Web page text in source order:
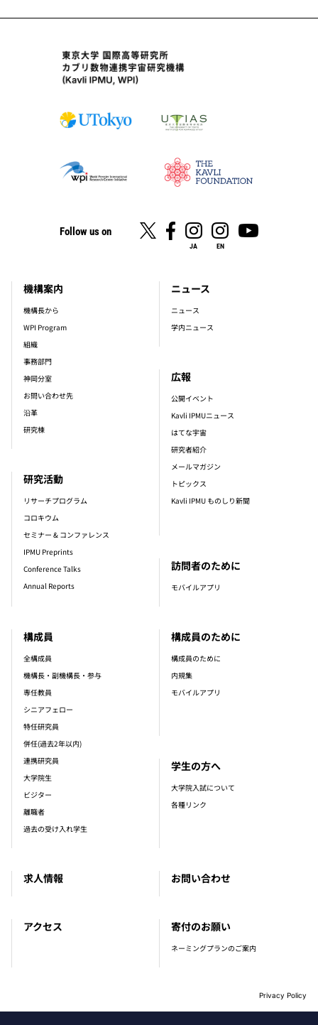
Follow us on
JA EN
footer_main_menu
機構案内
機構長から
WPI Program
組織
事務部門
神岡分室
お問い合わせ先
沿革
研究棟
構成員
全構成員
機構長・副機構長・参与
専任教員
シニアフェロー
特任研究員
併任(過去2年以内)
連携研究員
大学院生
ビジター
離職者
過去の受け入れ学生
研究活動
リサーチプログラム
コロキウム
セミナー & コンファレンス
IPMU Preprints
Conference Talks
Annual Reports
ニュース
ニュース
学内ニュース
広報
公開イベント
Kavli IPMUニュース
はてな宇宙
研究者紹介
メールマガジン
トピックス
Kavli IPMU ものしり新聞
求人情報
訪問者のために
モバイルアプリ
構成員のために
構成員のために
内規集
モバイルアプリ
学生の方へ
大学院入試について
各種リンク
アクセス
お問い合わせ
寄付のお願い
ネーミングプランのご案内
Privacy Policy